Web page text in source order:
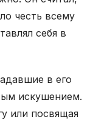
честь всему
себя в
в его
искушением.
или посвящая